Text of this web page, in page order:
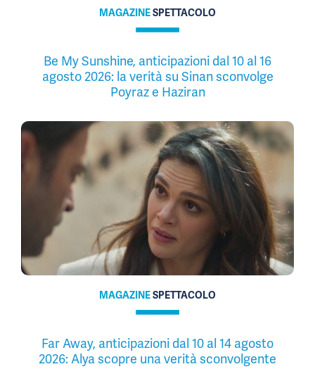
MAGAZINESPETTACOLO
Be My Sunshine, anticipazioni dal 10 al 16
agosto 2026: la verità su Sinan sconvolge
Poyraz e Haziran
MAGAZINESPETTACOLO
Far Away, anticipazioni dal 10 al 14 agosto
2026: Alya scopre una verità sconvolgente